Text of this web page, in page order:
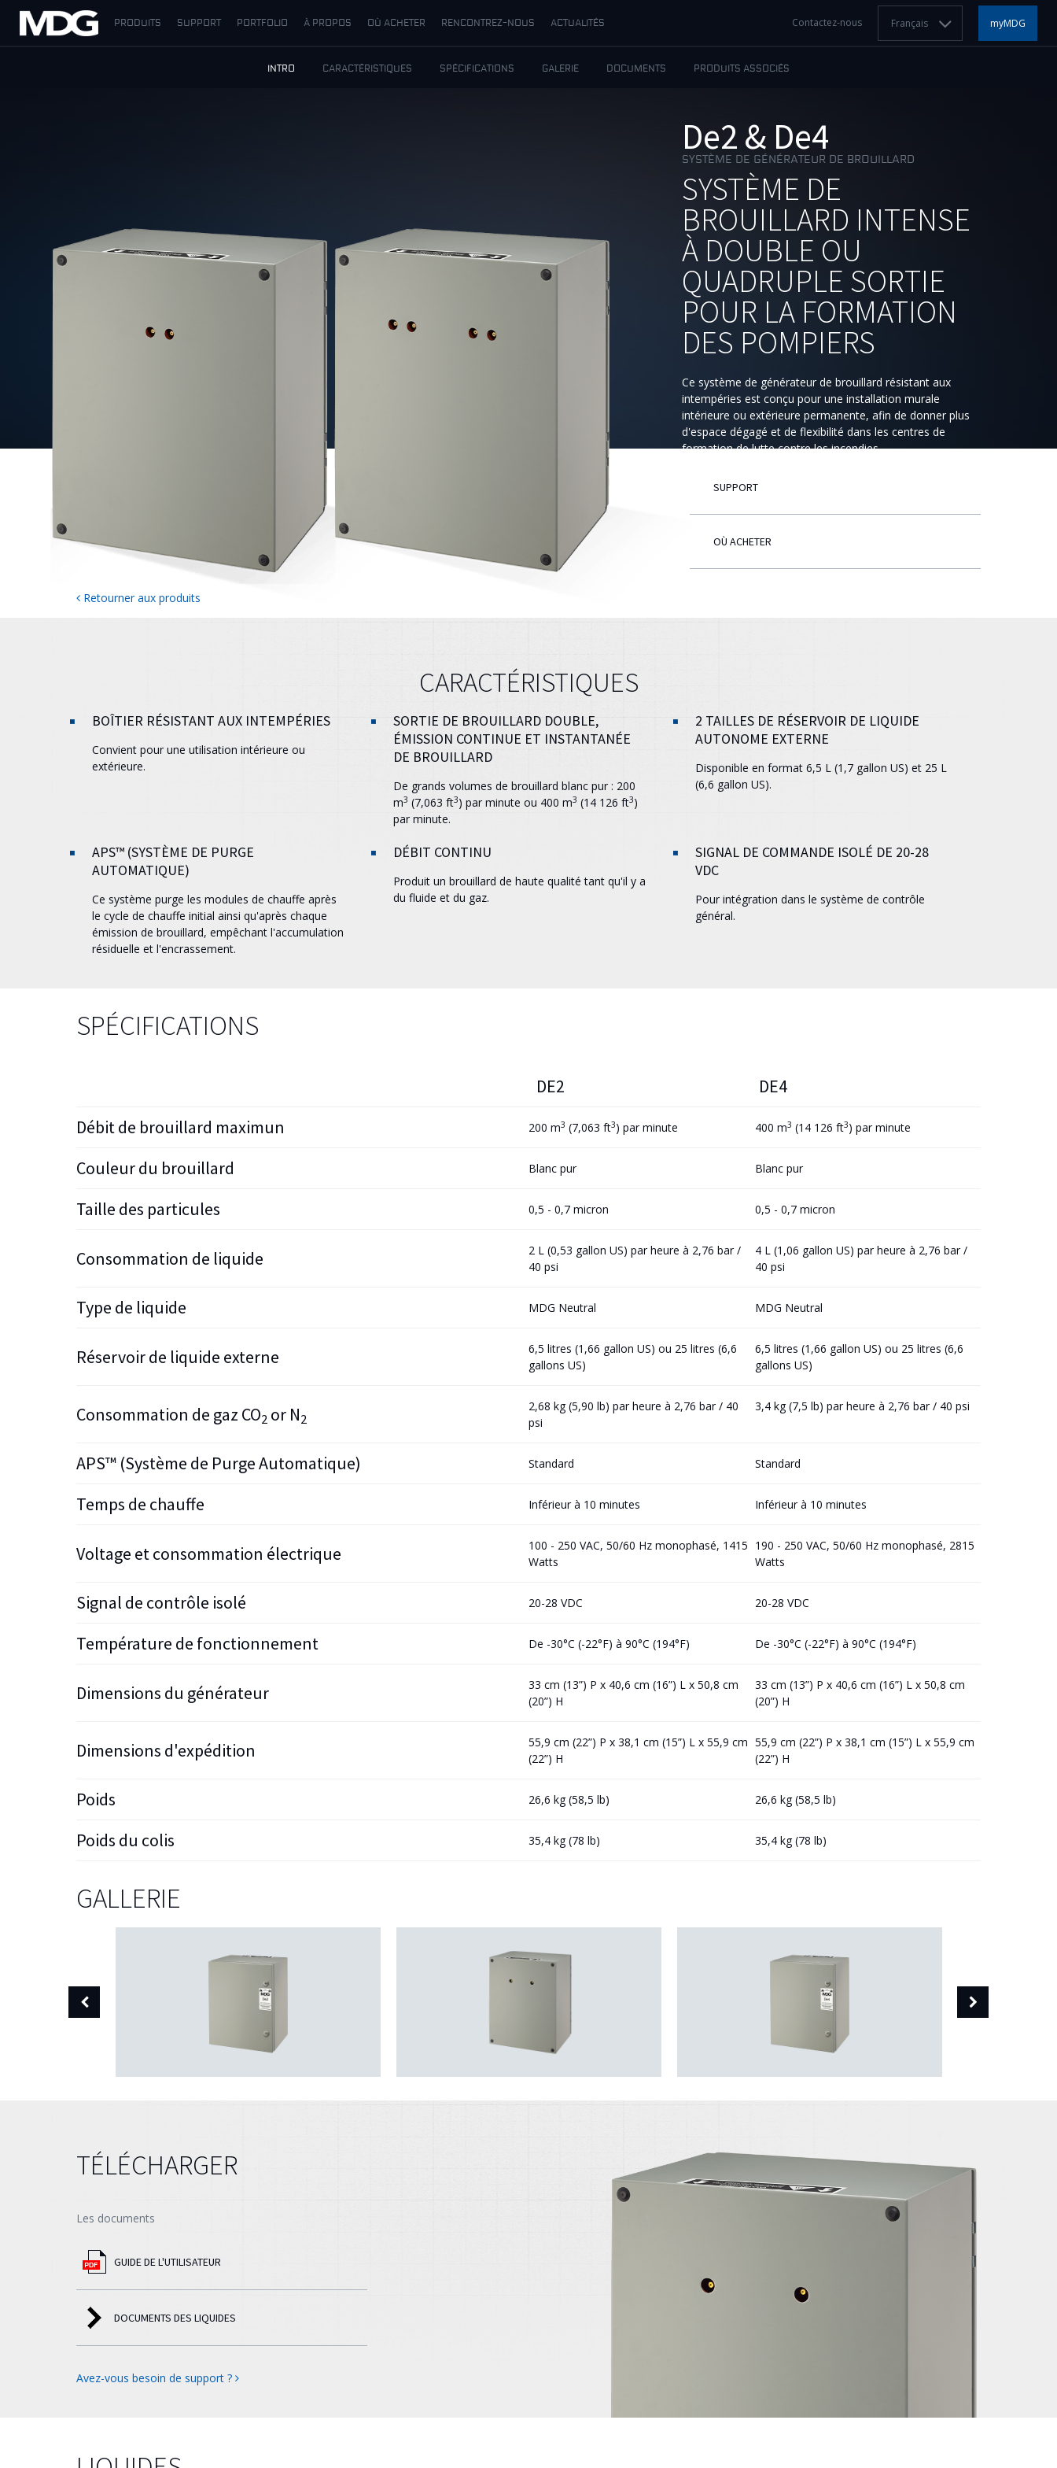
PRODUITS SUPPORT PORTFOLIO À PROPOS OÙ ACHETER RENCONTREZ-NOUS ACTUALITÉS Contactez-nous Français myMDG
RENCONTREZ-NOUS
INTRO CARACTÉRISTIQUES SPÉCIFICATIONS GALERIE DOCUMENTS PRODUITS ASSOCIÉS
De2 & De4
SYSTÈME DE GÉNÉRATEUR DE BROUILLARD
SYSTÈME DE
BROUILLARD INTENSE
À DOUBLE OU
QUADRUPLE SORTIE
POUR LA FORMATION
DES POMPIERS
Ce système de générateur de brouillard résistant aux
intempéries est conçu pour une installation murale
intérieure ou extérieure permanente, afin de donner plus
d'espace dégagé et de flexibilité dans les centres de
formation de lutte contre les incendies.
SUPPORT
OÙ ACHETER
Retourner aux produits
CARACTÉRISTIQUES
BOÎTIER RÉSISTANT AUX INTEMPÉRIES
Convient pour une utilisation intérieure ou
extérieure.
SORTIE DE BROUILLARD DOUBLE,
ÉMISSION CONTINUE ET INSTANTANÉE
DE BROUILLARD
De grands volumes de brouillard blanc pur : 200
m3 (7,063 ft3) par minute ou 400 m3 (14 126 ft3)
par minute.
2 TAILLES DE RÉSERVOIR DE LIQUIDE
AUTONOME EXTERNE
Disponible en format 6,5 L (1,7 gallon US) et 25 L
(6,6 gallon US).
APS™ (SYSTÈME DE PURGE
AUTOMATIQUE)
Ce système purge les modules de chauffe après
le cycle de chauffe initial ainsi qu'après chaque
émission de brouillard, empêchant l'accumulation
résiduelle et l'encrassement.
DÉBIT CONTINU
Produit un brouillard de haute qualité tant qu'il y a
du fluide et du gaz.
SIGNAL DE COMMANDE ISOLÉ DE 20-28
VDC
Pour intégration dans le système de contrôle
général.
SPÉCIFICATIONS
DE2
DE4
Débit de brouillard maximun
200 m3 (7,063 ft3) par minute 400 m3 (14 126 ft3) par minute
Couleur du brouillard Blanc pur Blanc pur
Taille des particules 0,5 - 0,7 micron 0,5 - 0,7 micron
Consommation de liquide
2 L (0,53 gallon US) par heure à 2,76 bar /
40 psi
4 L (1,06 gallon US) par heure à 2,76 bar /
40 psi
Type de liquide MDG Neutral MDG Neutral
Réservoir de liquide externe
6,5 litres (1,66 gallon US) ou 25 litres (6,6
gallons US)
6,5 litres (1,66 gallon US) ou 25 litres (6,6
gallons US)
Consommation de gaz CO2 or N2
2,68 kg (5,90 lb) par heure à 2,76 bar / 40
psi
3,4 kg (7,5 lb) par heure à 2,76 bar / 40 psi
APS™ (Système de Purge Automatique) Standard Standard
Temps de chauffe Inférieur à 10 minutes Inférieur à 10 minutes
Voltage et consommation électrique
100 - 250 VAC, 50/60 Hz monophasé, 1415
Watts
190 - 250 VAC, 50/60 Hz monophasé, 2815
Watts
Signal de contrôle isolé 20-28 VDC 20-28 VDC
Température de fonctionnement De -30°C (-22°F) à 90°C (194°F) De -30°C (-22°F) à 90°C (194°F)
Dimensions du générateur
33 cm (13”) P x 40,6 cm (16”) L x 50,8 cm
(20”) H
33 cm (13”) P x 40,6 cm (16”) L x 50,8 cm
(20”) H
Dimensions d'expédition
55,9 cm (22”) P x 38,1 cm (15”) L x 55,9 cm
(22”) H
55,9 cm (22”) P x 38,1 cm (15”) L x 55,9 cm
(22”) H
Poids 26,6 kg (58,5 lb) 26,6 kg (58,5 lb)
Poids du colis 35,4 kg (78 lb) 35,4 kg (78 lb)
GALLERIE
TÉLÉCHARGER
Les documents
GUIDE DE L'UTILISATEUR
DOCUMENTS DES LIQUIDES
Avez-vous besoin de support ?